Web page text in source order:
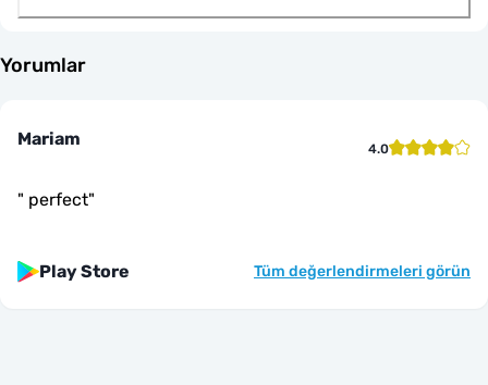
Yorumlar
Mariam 4.0
" perfect"
Play Store Tüm değerlendirmeleri görün